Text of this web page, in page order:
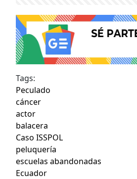
Tags:
Peculado
cáncer
actor
balacera
Caso ISSPOL
peluquería
escuelas abandonadas
Ecuador